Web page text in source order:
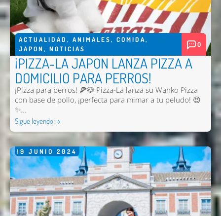
ACTUALIDAD , ANIMALES, COMIDA,
JAPON , NOTICIAS
0
¡PIZZA-LA JAPON LANZA PIZZA A
DOMICILIO PARA PERROS!
¡Pizza para perros! 🍕🐶 Pizza-La lanza su Wanko Pizza
con base de pollo, ¡perfecta para mimar a tu peludo! 😍
✨...
Sigue leyendo →
19 JUNIO 2024